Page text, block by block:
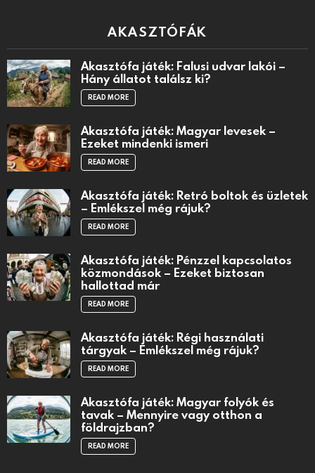
AKASZTÓFÁK
Akasztófa játék: Falusi udvar lakói –
Hány állatot találsz ki?
READ MORE
Akasztófa játék: Magyar levesek –
Ezeket mindenki ismeri
READ MORE
Akasztófa játék: Retró boltok és üzletek
– Emlékszel még rájuk?
READ MORE
Akasztófa játék: Pénzzel kapcsolatos
közmondások – Ezeket biztosan
hallottad már
READ MORE
Akasztófa játék: Régi használati
tárgyak – Emlékszel még rájuk?
READ MORE
Akasztófa játék: Magyar folyók és
tavak – Mennyire vagy otthon a
földrajzban?
READ MORE